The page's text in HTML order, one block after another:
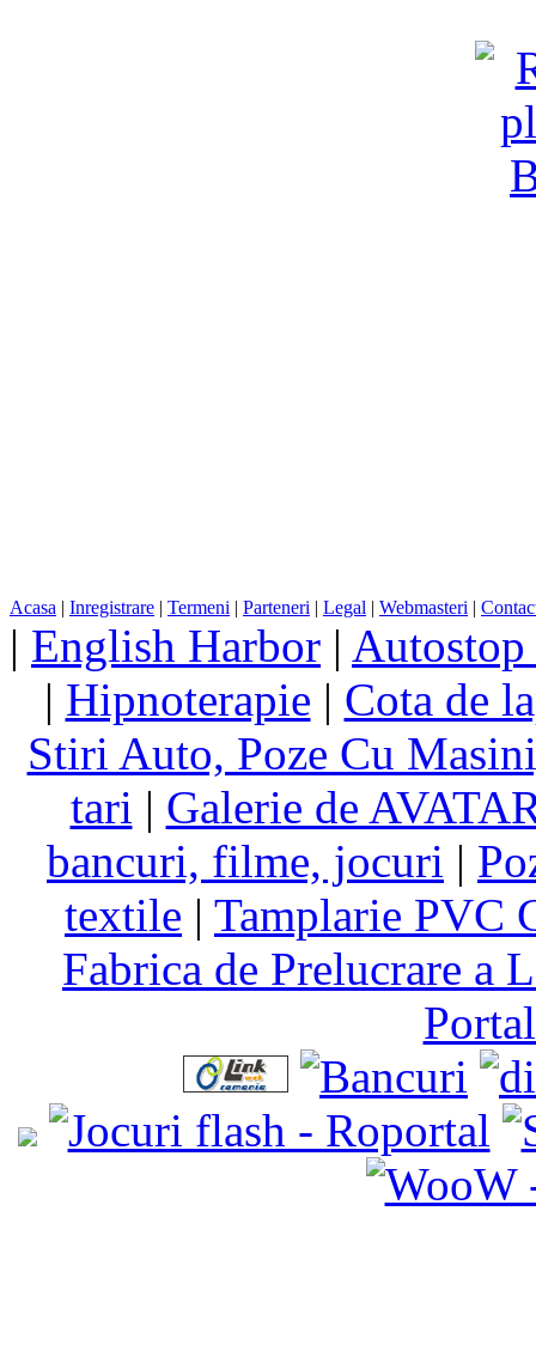
Acasa | Inregistrare | Termeni | Parteneri | Legal | Webmasteri |
| English Harbor |
| Hipnoterapie | Cota de
Stiri Auto, Poze Cu
tari | Galerie de
bancuri, filme, jocuri |
textile | Tamplarie PVC
Fabrica de Prelucrare a